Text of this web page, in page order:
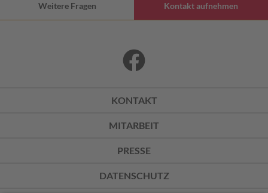
Weitere Fragen Kontakt aufnehmen
KONTAKT
MITARBEIT
PRESSE
DATENSCHUTZ